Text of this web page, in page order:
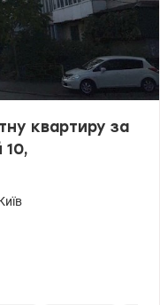
1154173
квартиру за